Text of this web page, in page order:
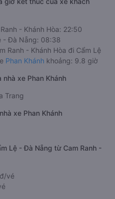
- Khánh Hòa: 22:50
- Đà Nẵng: 08:38
Ranh - Khánh Hòa đi Cẩm Lệ
Phan Khánh khoảng: 9.8 giờ
xe Phan Khánh
Trang
xe Phan Khánh
Lệ - Đà Nẵng từ Cam Ranh -
vé